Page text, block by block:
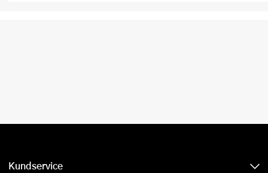
Kundservice